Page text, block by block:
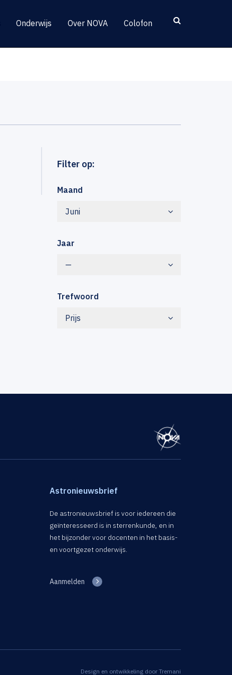
Onderwijs Over NOVA Colofon
Filter op:
Maand
Juni
Jaar
—
Trefwoord
Prijs
Astronieuwsbrief
De astronieuwsbrief is voor iedereen die
geïnteresseerd is in sterrenkunde, en in
het bijzonder voor docenten in het basis-
en voortgezet onderwijs.
Aanmelden
Design en ontwikkeling door Tremani